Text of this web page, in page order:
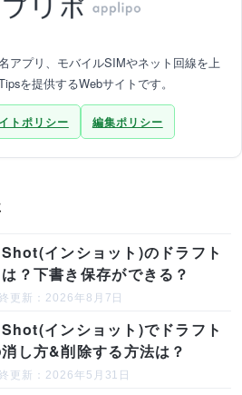
アプリ、モバイルSIMやネット回線を上
を提供するWebサイトです。
トポリシー 編集ポリシー
インショット)のドラフト
？下書き保存ができる？
更新：2026年8月7日
インショット)でドラフト
し方&削除する方法は？
更新：2026年5月31日